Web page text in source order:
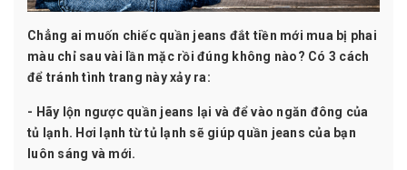
Chẳng ai muốn chiếc quần jeans đắt tiền mới mua bị phai
màu chỉ sau vài lần mặc rồi đúng không nào? Có 3 cách
để tránh tình trang này xảy ra:
- Hãy lộn ngược quần jeans lại và để vào ngăn đông của
tủ lạnh. Hơi lạnh từ tủ lạnh sẽ giúp quần jeans của bạn
luôn sáng và mới.